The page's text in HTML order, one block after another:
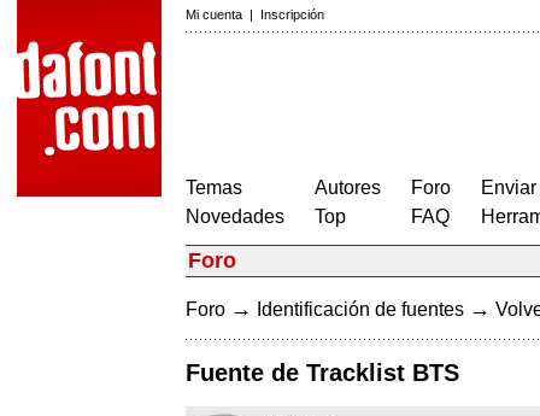
Mi cuenta | Inscripción
Temas
Novedades
Autores
Top
Foro
FAQ
Foro
Foro → Identificación de fuentes →
Fuente de Tracklist BTS